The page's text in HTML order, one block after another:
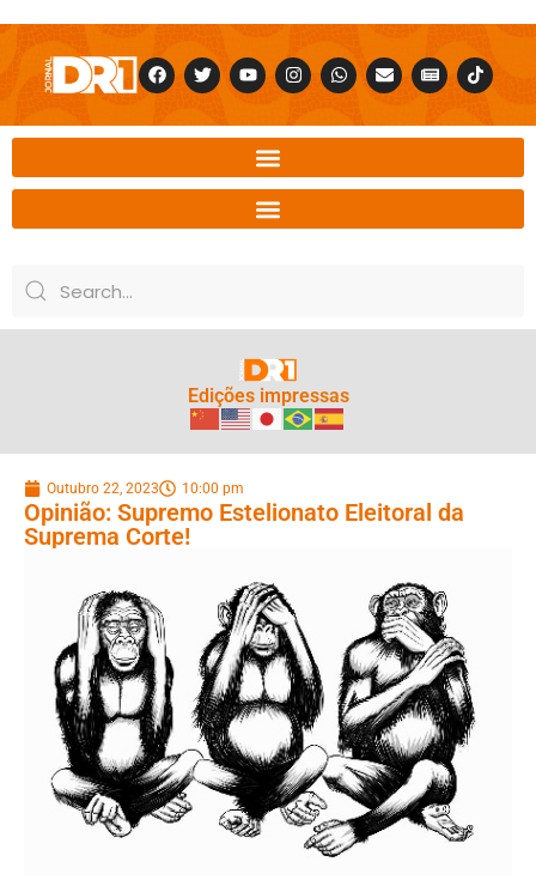
Edições impressas
Outubro 22, 2023 10:00 pm
Opinião: Supremo Estelionato Eleitoral da
Suprema Corte!